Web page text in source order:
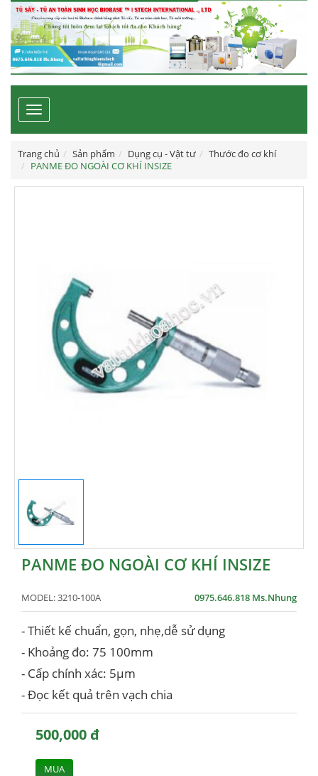
Toggle
navigation
Trang chủ Sản phẩm Dụng cụ - Vật tư
Thước đo cơ khí
PANME ĐO NGOÀI CƠ KHÍ INSIZE
PANME ĐO NGOÀI CƠ KHÍ INSIZE
MODEL:3210-100A 0975.646.818 Ms.Nhung
- Thiết kế chuẩn, gọn, nhẹ,dễ sử dụng
- Khoảng đo: 75 100mm
- Cấp chính xác: 5µm
- Đọc kết quả trên vạch chia
500,000 đ
MUA